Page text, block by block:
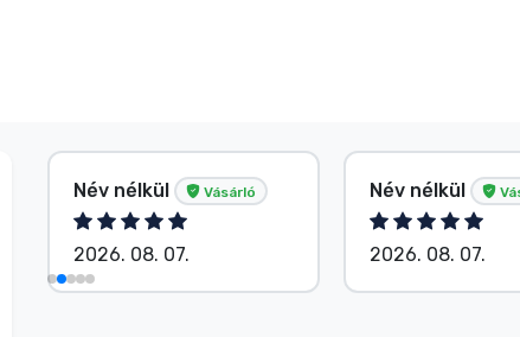
Név nélkül Vásárló
2026. 08. 07.
Név nélkül
2026. 08. 07.